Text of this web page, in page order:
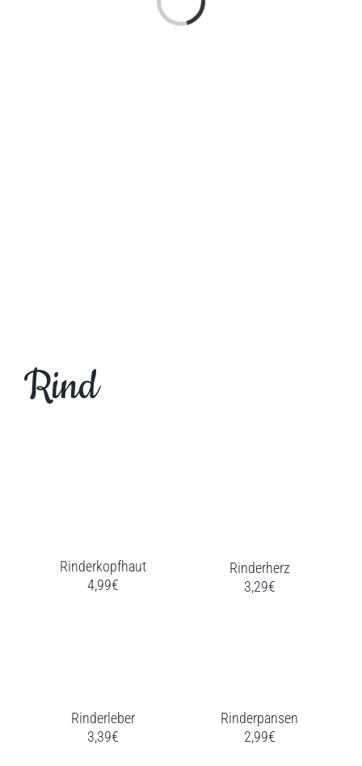
Rind
Rinderkopfhaut
4,99€
Rinderherz
3,29€
Rinderleber
3,39€
Rinderpansen
2,99€